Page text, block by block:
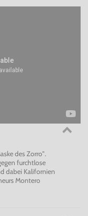
des Zorro".
furchtlose
dabei Kalifornien
Montero